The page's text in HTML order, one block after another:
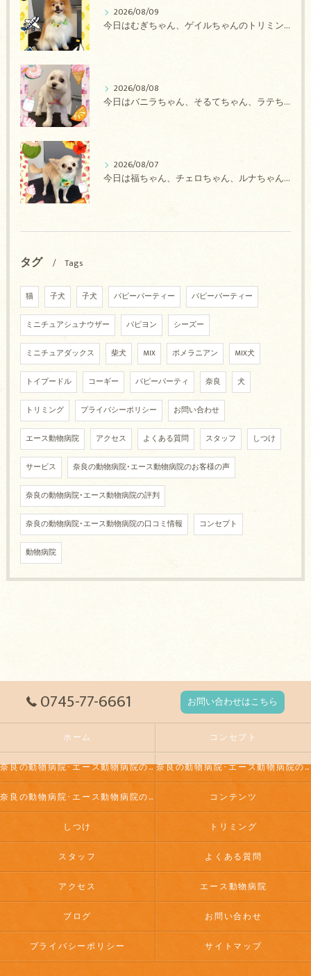
2026/08/09
今日はむぎちゃん、ゲイルちゃんのトリミングの紹介です【奈良のエース動物病院】
2026/08/08
今日はバニラちゃん、そるてちゃん、ラテちゃん、バニラちゃん、チョコちゃん、ベリーちゃん、メロンちゃん、もこちゃんのトリミングの紹介です【奈良のエース動物病院】
2026/08/07
今日は福ちゃん、チェロちゃん、ルナちゃん、Royちゃん、アネラちゃん、ポコちゃんのトリミングの紹介です【奈良のエース動物病院】
タグ Tags
猫 子犬 子犬 パピーパーティー パピーパーティー
ミニチュアシュナウザー パピヨン シーズー
ミニチュアダックス 柴犬 MIX ポメラニアン MIX犬
トイプードル コーギー パピーパーティ 奈良 犬
トリミング プライバシーポリシー お問い合わせ
エース動物病院 アクセス よくある質問 スタッフ しつけ
サービス 奈良の動物病院･エース動物病院のお客様の声
奈良の動物病院･エース動物病院の評判
奈良の動物病院･エース動物病院の口コミ情報 コンセプト
動物病院
0745-77-6661 お問い合わせはこちら
ホーム コンセプト
奈良の動物病院･エース動物病院の口コミ情報 奈良の動物病院･エース動物病院の評判
奈良の動物病院･エース動物病院のお客様の声 コンテンツ
しつけ トリミング
スタッフ よくある質問
アクセス エース動物病院
ブログ お問い合わせ
プライバシーポリシー サイトマップ